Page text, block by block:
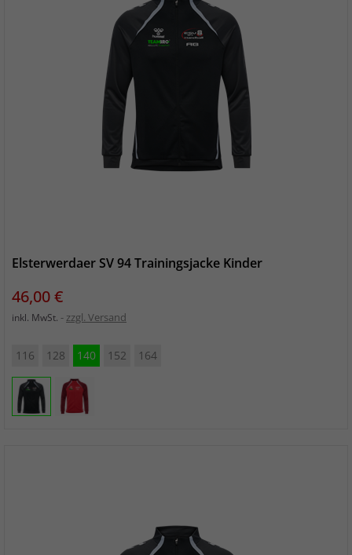
Elsterwerdaer SV 94 Trainingsjacke Kinder
Preis
46,00 €
inkl. MwSt. zzgl. Versand
116 128 140 152 164